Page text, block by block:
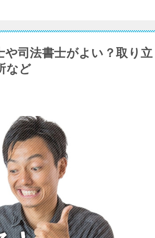
司法書士がよい？取り立
など